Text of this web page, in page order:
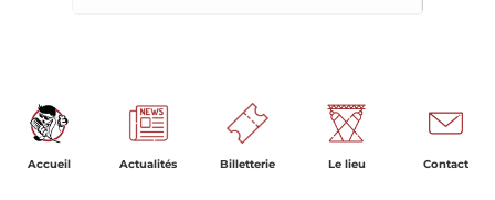
Accueil Actualités Billetterie Le lieu Contact